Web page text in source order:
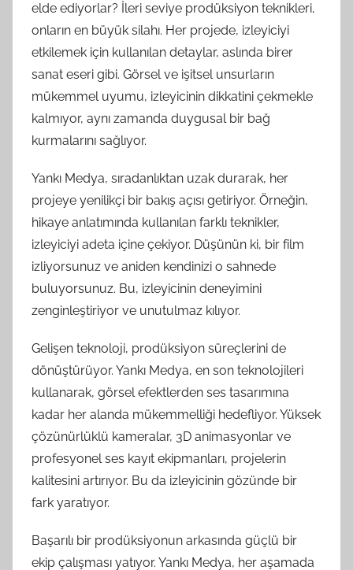
elde ediyorlar? İleri seviye prodüksiyon teknikleri,
onların en büyük silahı. Her projede, izleyiciyi
etkilemek için kullanılan detaylar, aslında birer
sanat eseri gibi. Görsel ve işitsel unsurların
mükemmel uyumu, izleyicinin dikkatini çekmekle
kalmıyor, aynı zamanda duygusal bir bağ
kurmalarını sağlıyor.
Yankı Medya, sıradanlıktan uzak durarak, her
projeye yenilikçi bir bakış açısı getiriyor. Örneğin,
hikaye anlatımında kullanılan farklı teknikler,
izleyiciyi adeta içine çekiyor. Düşünün ki, bir film
izliyorsunuz ve aniden kendinizi o sahnede
buluyorsunuz. Bu, izleyicinin deneyimini
zenginleştiriyor ve unutulmaz kılıyor.
Gelişen teknoloji, prodüksiyon süreçlerini de
dönüştürüyor. Yankı Medya, en son teknolojileri
kullanarak, görsel efektlerden ses tasarımına
kadar her alanda mükemmelliği hedefliyor. Yüksek
çözünürlüklü kameralar, 3D animasyonlar ve
profesyonel ses kayıt ekipmanları, projelerin
kalitesini artırıyor. Bu da izleyicinin gözünde bir
fark yaratıyor.
Başarılı bir prodüksiyonun arkasında güçlü bir
ekip çalışması yatıyor. Yankı Medya, her aşamada